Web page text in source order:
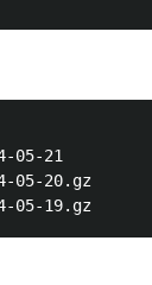
05-21
05-20.gz